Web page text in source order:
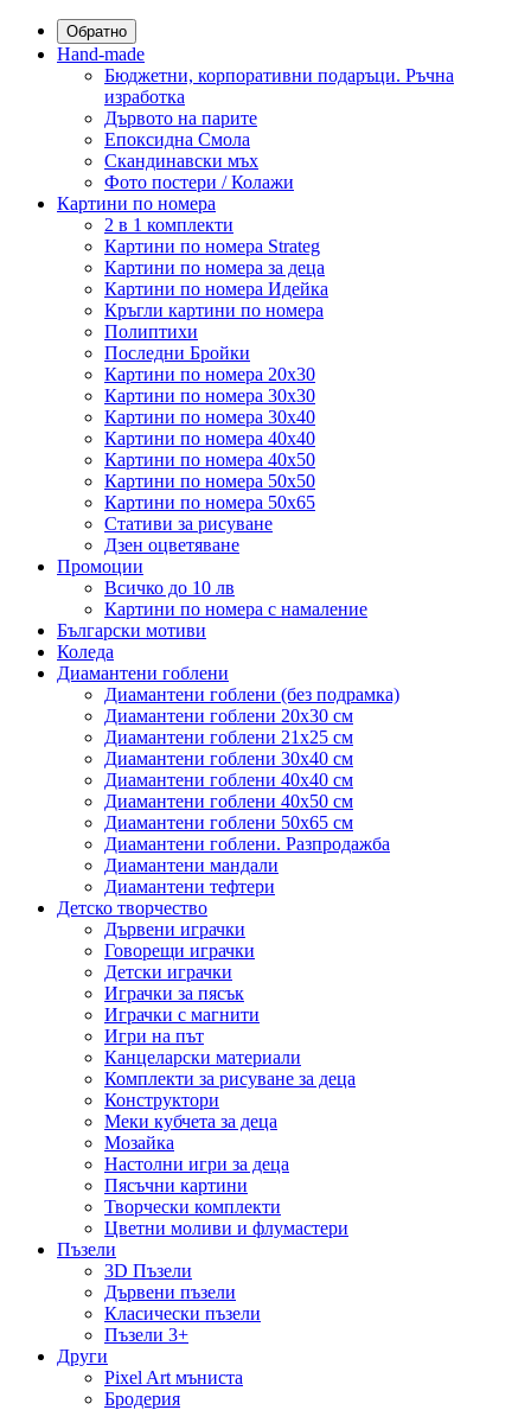
Обратно
Hand-made
Бюджетни, корпоративни подаръци. Ръчна
изработка
Дървото на парите
Епоксидна Смола
Скандинавски мъх
Фото постери / Колажи
Картини по номера
2 в 1 комплекти
Картини по номера Strateg
Картини по номера за деца
Картини по номера Идейка
Кръгли картини по номера
Полиптихи
Последни Бройки
Картини по номера 20x30
Картини по номера 30x30
Картини по номера 30x40
Картини по номера 40x40
Картини по номера 40x50
Картини по номера 50x50
Картини по номера 50x65
Стативи за рисуване
Дзен оцветяване
Промоции
Всичко до 10 лв
Картини по номера с намаление
Български мотиви
Коледа
Диамантени гоблени
Диамантени гоблени (без подрамка)
Диамантени гоблени 20x30 см
Диамантени гоблени 21x25 см
Диамантени гоблени 30x40 см
Диамантени гоблени 40x40 см
Диамантени гоблени 40x50 см
Диамантени гоблени 50x65 см
Диамантени гоблени. Разпродажба
Диамантени мандали
Диамантени тефтери
Детско творчество
Дървени играчки
Говорещи играчки
Детски играчки
Играчки за пясък
Играчки с магнити
Игри на път
Канцеларски материали
Комплекти за рисуване за деца
Конструктори
Меки кубчета за деца
Мозайка
Настолни игри за деца
Пясъчни картини
Творчески комплекти
Цветни моливи и флумастери
Пъзели
3D Пъзели
Дървени пъзели
Класически пъзели
Пъзели 3+
Други
Pixel Art мъниста
Бродерия